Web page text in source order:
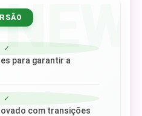
NEW
✓
para garantir a
✓
com transições